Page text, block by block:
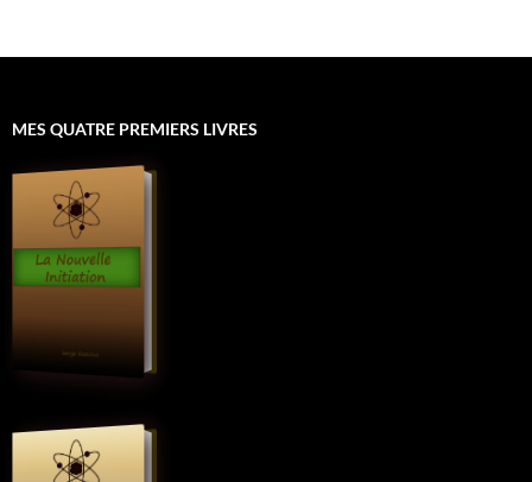
MES QUATRE PREMIERS LIVRES